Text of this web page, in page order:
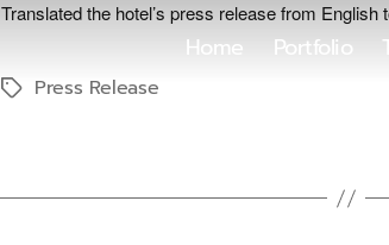
Home Portfolio
Translated the hotel’s press release from English
TagsPress Release